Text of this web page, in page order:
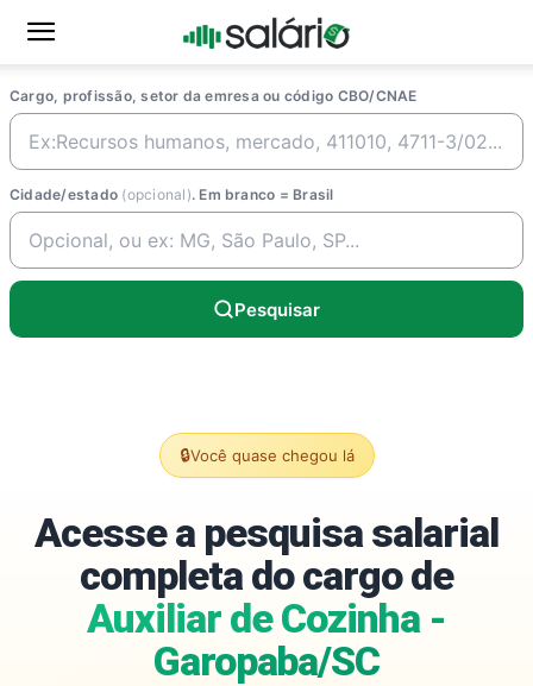
Cargo, profissão, setor da emresa ou código CBO/CNAE
Cidade/estado (opcional). Em branco = Brasil
Pesquisar
🔒Você quase chegou lá
Acesse a pesquisa salarial
completa do cargo de
Auxiliar de Cozinha -
Garopaba/SC